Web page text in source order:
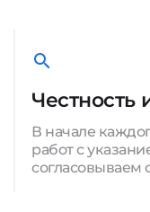
Честность
В начале
работ с
согласовываем